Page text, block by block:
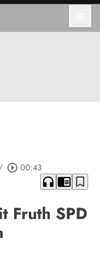
play_circle_outline 00:43
headphones chrome_reader_mode bookmark_border
Fruth SPD